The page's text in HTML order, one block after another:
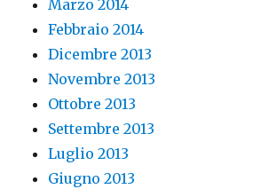
Marzo 2014
Febbraio 2014
Dicembre 2013
Novembre 2013
Ottobre 2013
Settembre 2013
Luglio 2013
Giugno 2013